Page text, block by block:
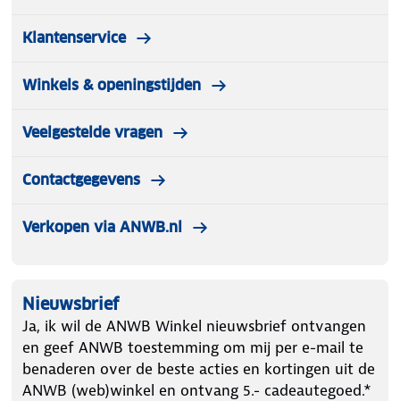
Klantenservice
Winkels & openingstijden
Veelgestelde vragen
Contactgegevens
Verkopen via ANWB.nl
Nieuwsbrief
Ja, ik wil de ANWB Winkel nieuwsbrief ontvangen
en geef ANWB toestemming om mij per e-mail te
benaderen over de beste acties en kortingen uit de
ANWB (web)winkel en ontvang 5.- cadeautegoed.*